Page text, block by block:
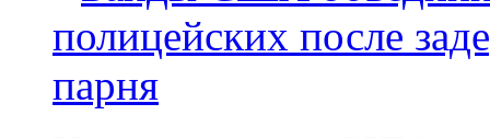
полицейских после
парня